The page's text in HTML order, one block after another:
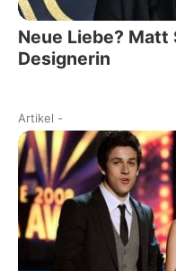
Neue Liebe?
Designerin
Artikel -